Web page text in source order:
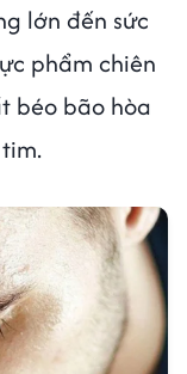
lớn đến sức
phẩm chiên
béo bão hòa